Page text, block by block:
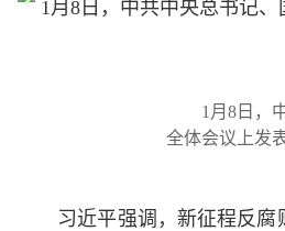
1月8日，中
全体会议上发
习近平强调，新征程反腐败